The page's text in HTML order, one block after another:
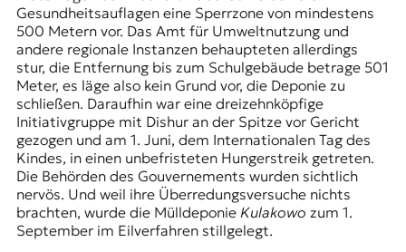
Gesundheitsauflagen eine Sperrzone von mindestens
500 Metern vor. Das Amt für Umweltnutzung und
andere regionale Instanzen behaupteten allerdings
stur, die Entfernung bis zum Schulgebäude betrage 501
Meter, es läge also kein Grund vor, die Deponie zu
schließen. Daraufhin war eine dreizehnköpfige
Initiativgruppe mit Dishur an der Spitze vor Gericht
gezogen und am 1. Juni, dem Internationalen Tag des
Kindes, in einen unbefristeten Hungerstreik getreten.
Die Behörden des Gouvernements wurden sichtlich
nervös. Und weil ihre Überredungsversuche nichts
brachten, wurde die Mülldeponie Kulakowo zum 1.
September im Eilverfahren stillgelegt.